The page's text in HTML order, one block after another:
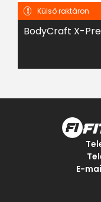
Külső raktáron
BodyCraft X-
E-